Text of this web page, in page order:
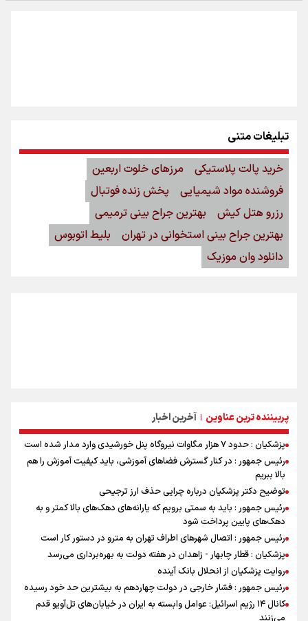
پربیننده ترین عناوین | آخرین اخبار
پزشکیان : حدود ۷ هزار مگاوات نیروگاه پنل خورشیدی وارد مدار شده است
رئیس جمهور : در کنار گسترش فضاهای آموزشی، باید کیفیت آموزش را هم
بالا ببریم
توضیح دکتر پزشکیان درباره چرایی حذف ارز ترجیحی
رئیس جمهور : باید به سمتی برویم که یارانه‌های دهک‌های بالا کمتر و به
دهک‌های پایین پرداخت شود
رئیس جمهور : اتصال شهرهای اطراف تهران به مترو در دستور کار است
پزشکیان : قطار چابهار - زاهدان در هفته دولت به بهره‌برداری می‌رسد
روایت پزشکیان از انحلال بانک آینده
رئیس جمهور : فشار خارجی در دولت چهاردهم به بیشترین حد خود رسیده
کانال ۱۴ رژیم اسرائیل: عوامل وابسته به ایران در خیابان‌های تل‌آویو قدم
می‌زنند
تبلیغات متنی
خرید پالت پلاستیکی
مرزهای خلوت اربعین
فروشنده مواد شیمیایی
پخش زنده فوتبال
رزرو هتل کیش
بهترین جراح بینی ترمیمی
بهترین جراح بینی استخوانی در تهران
بلیط اتوبوس
دانلود وان موزیک